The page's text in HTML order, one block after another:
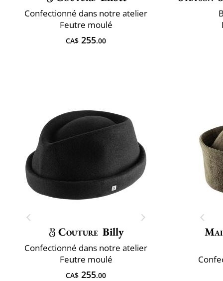
Confectionné dans notre atelier
Feutre moulé
CA$ 255.00
Couture Billy
Confectionné dans notre atelier
Feutre moulé
CA$ 255.00